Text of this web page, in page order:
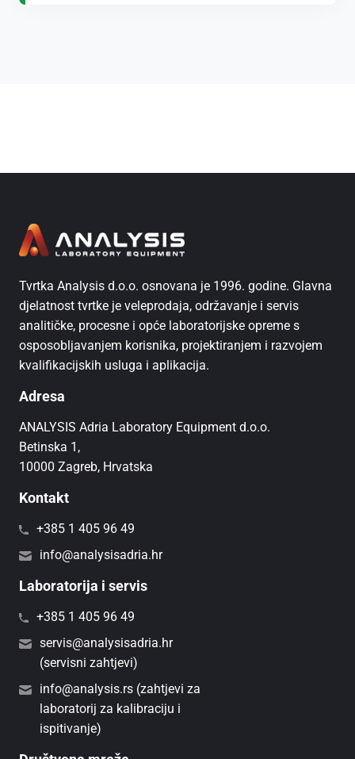
Tvrtka Analysis d.o.o. osnovana je 1996. godine. Glavna
djelatnost tvrtke je veleprodaja, održavanje i servis
analitičke, procesne i opće laboratorijske opreme s
osposobljavanjem korisnika, projektiranjem i razvojem
kvalifikacijskih usluga i aplikacija.
Adresa
ANALYSIS Adria Laboratory Equipment d.o.o.
Betinska 1,
10000 Zagreb, Hrvatska
Kontakt
+385 1 405 96 49
info@analysisadria.hr
Laboratorija i servis
+385 1 405 96 49
servis@analysisadria.hr
(servisni zahtjevi)
info@analysis.rs (zahtjevi za
laboratorij za kalibraciju i
ispitivanje)